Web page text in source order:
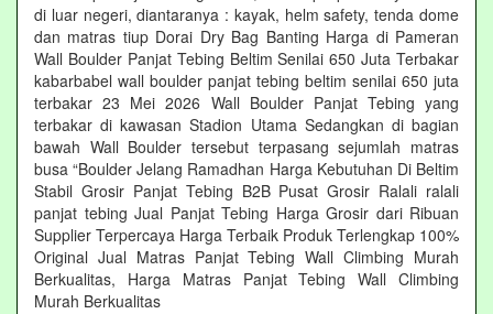
di luar negeri, diantaranya : kayak, helm safety, tenda dome
dan matras tiup Dorai Dry Bag Banting Harga di Pameran
Wall Boulder Panjat Tebing Beltim Senilai 650 Juta Terbakar
kabarbabel wall boulder panjat tebing beltim senilai 650 juta
terbakar 23 Mei 2026 Wall Boulder Panjat Tebing yang
terbakar di kawasan Stadion Utama Sedangkan di bagian
bawah Wall Boulder tersebut terpasang sejumlah matras
busa “Boulder Jelang Ramadhan Harga Kebutuhan Di Beltim
Stabil Grosir Panjat Tebing B2B Pusat Grosir Ralali‎ ralali
panjat tebing‎ Jual Panjat Tebing Harga Grosir dari Ribuan
Supplier Terpercaya Harga Terbaik Produk Terlengkap 100%
Original Jual Matras Panjat Tebing Wall Climbing Murah
Berkualitas, Harga Matras Panjat Tebing Wall Climbing
Murah Berkualitas